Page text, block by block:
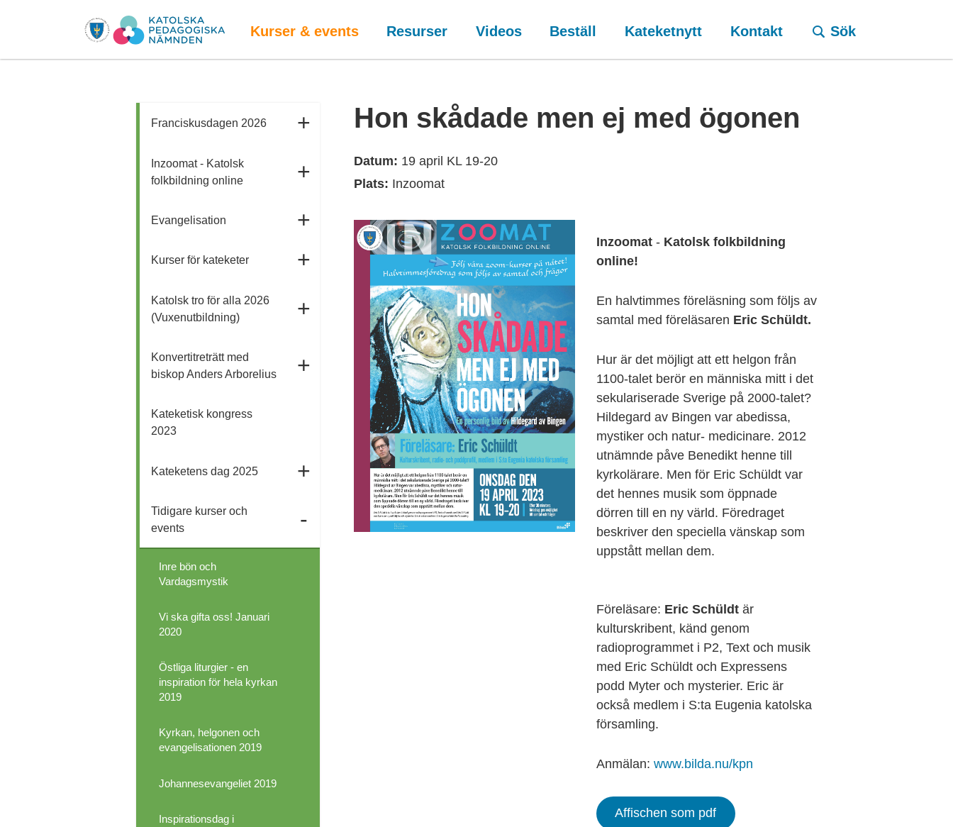
Kurser & events Resurser Videos Beställ Kateketnytt Kontakt Sök
Franciskusdagen 2026
Inzoomat - Katolsk
folkbildning online
Evangelisation
Kurser för kateketer
Katolsk tro för alla 2026
(Vuxenutbildning)
Konvertitreträtt med
biskop Anders Arborelius
Kateketisk kongress
2023
Kateketens dag 2025
Tidigare kurser och
events
Inre bön och
Vardagsmystik
Vi ska gifta oss! Januari
2020
Östliga liturgier - en
inspiration för hela kyrkan
2019
Kyrkan, helgonen och
evangelisationen 2019
Johannesevangeliet 2019
Inspirationsdag i
Hon skådade men ej med ögonen
Datum: 19 april KL 19-20
Plats: Inzoomat
Inzoomat-Katolsk folkbildning
online!
En halvtimmes föreläsning som följs av
samtal med föreläsaren Eric Schüldt.
Hur är det möjligt att ett helgon från
1100-talet berör en människa mitt i det
sekulariserade Sverige på 2000-talet?
Hildegard av Bingen var abedissa,
mystiker och natur- medicinare. 2012
utnämnde påve Benedikt henne till
kyrkolärare. Men för Eric Schüldt var
det hennes musik som öppnade
dörren till en ny värld. Föredraget
beskriver den speciella vänskap som
uppstått mellan dem.
Föreläsare: Eric Schüldtär
kulturskribent, känd genom
radioprogrammet i P2, Text och musik
med Eric Schüldt och Expressens
podd Myter och mysterier. Eric är
också medlem i S:ta Eugenia katolska
församling.
Anmälan: www.bilda.nu/kpn
Affischen som pdf